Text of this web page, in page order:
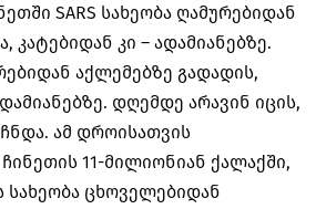
SARS სახეობა ღამურებიდან
კატებიდან კი – ადამიანებზე.
აქლემებზე გადადის,
დღემდე არავინ იცის,
ამ დროისათვის
11-მილიონიან ქალაქში,
სახეობა ცხოველებიდან